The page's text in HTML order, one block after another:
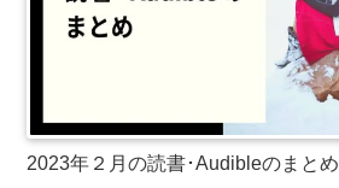
2023年２月の読書･Audibleのまとめ